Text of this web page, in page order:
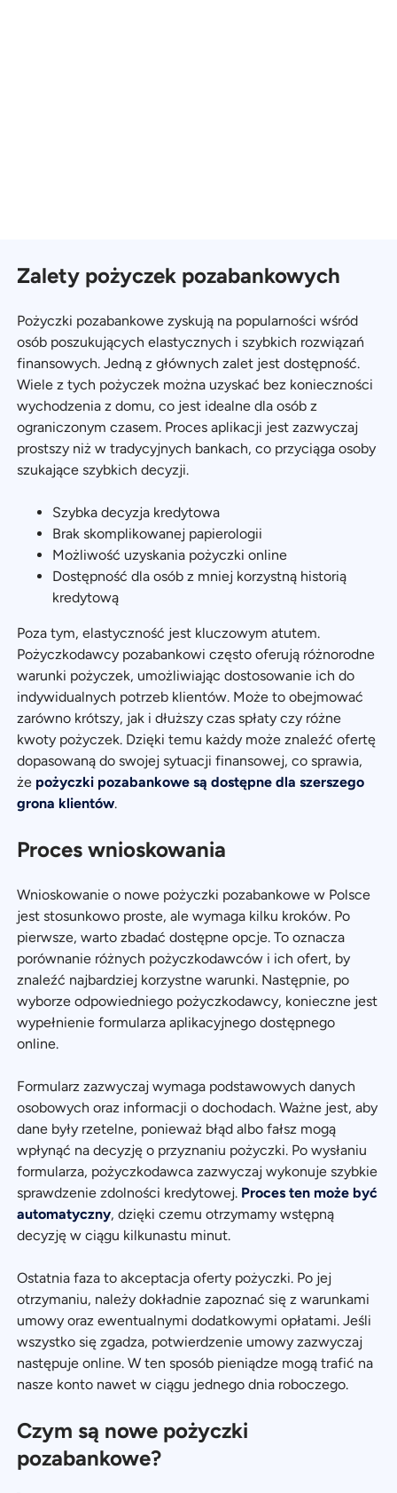
Zalety pożyczek pozabankowych
Pożyczki pozabankowe zyskują na popularności wśród
osób poszukujących elastycznych i szybkich rozwiązań
finansowych. Jedną z głównych zalet jest dostępność.
Wiele z tych pożyczek można uzyskać bez konieczności
wychodzenia z domu, co jest idealne dla osób z
ograniczonym czasem. Proces aplikacji jest zazwyczaj
prostszy niż w tradycyjnych bankach, co przyciąga osoby
szukające szybkich decyzji.
Szybka decyzja kredytowa
Brak skomplikowanej papierologii
Możliwość uzyskania pożyczki online
Dostępność dla osób z mniej korzystną historią
kredytową
Poza tym, elastyczność jest kluczowym atutem.
Pożyczkodawcy pozabankowi często oferują różnorodne
warunki pożyczek, umożliwiając dostosowanie ich do
indywidualnych potrzeb klientów. Może to obejmować
zarówno krótszy, jak i dłuższy czas spłaty czy różne
kwoty pożyczek. Dzięki temu każdy może znaleźć ofertę
dopasowaną do swojej sytuacji finansowej, co sprawia,
że pożyczki pozabankowe są dostępne dla szerszego
grona klientów.
Proces wnioskowania
Wnioskowanie o nowe pożyczki pozabankowe w Polsce
jest stosunkowo proste, ale wymaga kilku kroków. Po
pierwsze, warto zbadać dostępne opcje. To oznacza
porównanie różnych pożyczkodawców i ich ofert, by
znaleźć najbardziej korzystne warunki. Następnie, po
wyborze odpowiedniego pożyczkodawcy, konieczne jest
wypełnienie formularza aplikacyjnego dostępnego
online.
Formularz zazwyczaj wymaga podstawowych danych
osobowych oraz informacji o dochodach. Ważne jest, aby
dane były rzetelne, ponieważ błąd albo fałsz mogą
wpłynąć na decyzję o przyznaniu pożyczki. Po wysłaniu
formularza, pożyczkodawca zazwyczaj wykonuje szybkie
sprawdzenie zdolności kredytowej. Proces ten może być
automatyczny, dzięki czemu otrzymamy wstępną
decyzję w ciągu kilkunastu minut.
Ostatnia faza to akceptacja oferty pożyczki. Po jej
otrzymaniu, należy dokładnie zapoznać się z warunkami
umowy oraz ewentualnymi dodatkowymi opłatami. Jeśli
wszystko się zgadza, potwierdzenie umowy zazwyczaj
następuje online. W ten sposób pieniądze mogą trafić na
nasze konto nawet w ciągu jednego dnia roboczego.
Czym są nowe pożyczki
pozabankowe?